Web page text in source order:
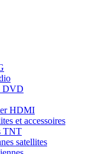
DVD
HDMI
et accessoires
TNT
satellites